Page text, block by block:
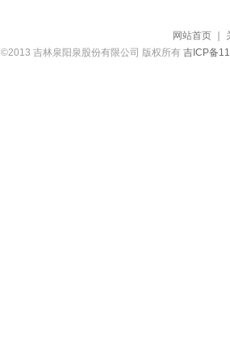
网站首页
©2013 吉林泉阳泉股份有限公司 版权所有吉ICP备